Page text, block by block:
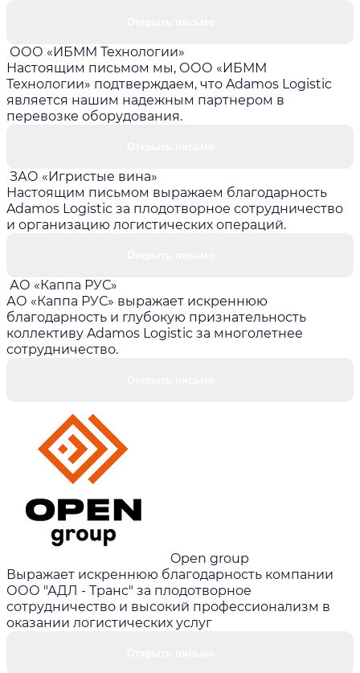
ООО «ИБММ Технологии»
Настоящим письмом мы, ООО «ИБММ
Технологии» подтверждаем, что Adamos Logistic
является нашим надежным партнером в
перевозке оборудования.
ЗАО «Игристые вина»
Настоящим письмом выражаем благодарность
Adamos Logistic за плодотворное сотрудничество
и организацию логистических операций.
АО «Каппа РУС»
АО «Каппа РУС» выражает искреннюю
благодарность и глубокую признательность
коллективу Adamos Logistic за многолетнее
сотрудничество.
Open group
Выражает искреннюю благодарность компании
ООО "АДЛ - Транс" за плодотворное
сотрудничество и высокий профессионализм в
оказании логистических услуг